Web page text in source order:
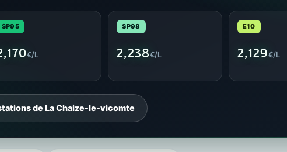
SP95
€/L
SP98
2,238€/L
E10
2,129€/L
de La Chaize-le-vicomte